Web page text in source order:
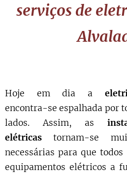
serviços de
Hoje em dia a
encontra-se espalhada por
lados. Assim, as
elétricas tornam-se
necessárias para que
equipamentos elétricos a